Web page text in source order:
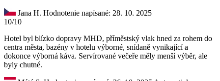
Jana H. Hodnotenie napísané: 28. 10. 2025
10/10
Hotel byl blízko dopravy MHD, příměstský vlak hned za rohem do
centra města, bazény v hotelu výborné, snídaně vynikající a
dokonce výborná káva. Servírované večeře měly menší výběr, ale
byly chutné.